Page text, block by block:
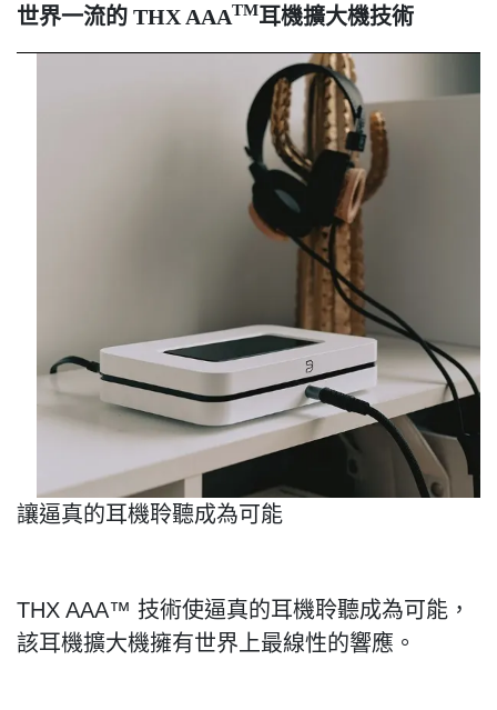
世界一流的 THX AAATM耳機擴大機技術
讓逼真的耳機聆聽成為可能
THX AAA™ 技術使逼真的耳機聆聽成為可能，
該耳機擴大機擁有世界上最線性的響應。